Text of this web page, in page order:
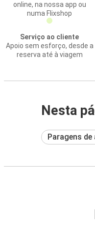
online, na nossa app ou
numa Flixshop
Serviço ao cliente
Apoio sem esforço, desde a
reserva até à viagem
Nesta
Paragens